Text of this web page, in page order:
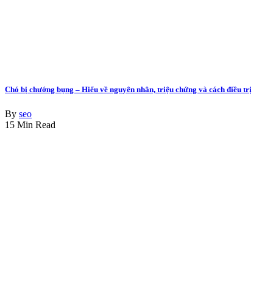
Chó bị chướng bụng – Hiểu về nguyên nhân, triệu chứng và cách điều trị
By seo
15 Min Read